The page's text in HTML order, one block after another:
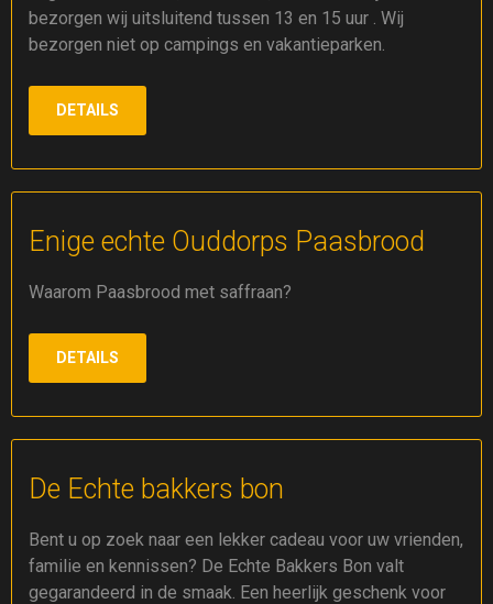
bezorgen wij uitsluitend tussen 13 en 15 uur . Wij
bezorgen niet op campings en vakantieparken.
DETAILS
Enige echte Ouddorps Paasbrood
Waarom Paasbrood met saffraan?
DETAILS
De Echte bakkers bon
Bent u op zoek naar een lekker cadeau voor uw vrienden,
familie en kennissen? De Echte Bakkers Bon valt
gegarandeerd in de smaak. Een heerlijk geschenk voor